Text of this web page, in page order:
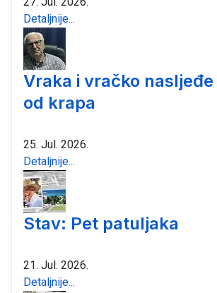
Detaljnije...
Vraka i vračko nasljeđe
od krapa
25. Jul. 2026.
Detaljnije...
Stav: Pet patuljaka
21. Jul. 2026.
Detaljnije...